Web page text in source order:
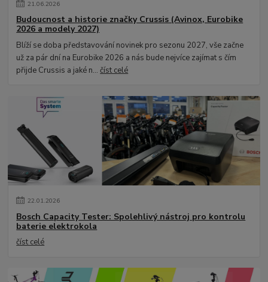
21.06.2026
Budoucnost a historie značky Crussis (Avinox, Eurobike
2026 a modely 2027)
Blíží se doba představování novinek pro sezonu 2027, vše začne
už za pár dní na Eurobike 2026 a nás bude nejvíce zajímat s čím
přijde Crussis a jaké n...číst celé
22.01.2026
Bosch Capacity Tester: Spolehlivý nástroj pro kontrolu
baterie elektrokola
číst celé